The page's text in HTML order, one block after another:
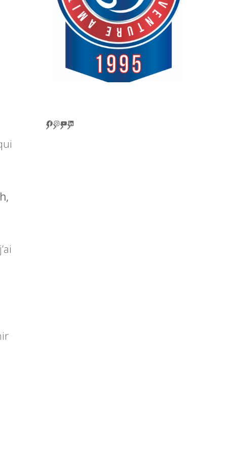
Facebook InstagramYouTube LinkedIn